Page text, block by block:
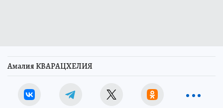
Амалия КВАРАЦХЕЛИЯ